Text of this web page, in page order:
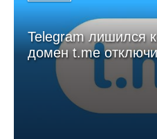
Telegram лишился
домен t.me